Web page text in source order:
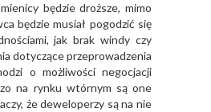
będzie droższe, mimo
będzie musiał pogodzić się
jak brak windy czy
dotyczące przeprowadzenia
o możliwości negocjacji
na rynku wtórnym są one
że deweloperzy są na nie